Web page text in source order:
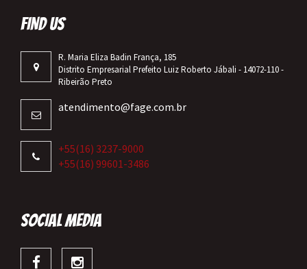
FIND US
R. Maria Eliza Badin França, 185
Distrito Empresarial Prefeito Luiz Roberto Jábali - 14072-110 -
Ribeirão Preto
atendimento@fage.com.br
+55(16) 3237-9000
+55(16) 99601-3486
SOCIAL MEDIA